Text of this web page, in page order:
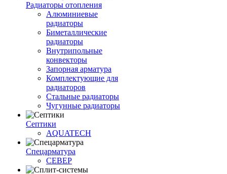
Радиаторы отопления
Алюминиевые
радиаторы
Биметаллические
радиаторы
Внутрипольные
конвекторы
Запорная арматура
Комплектующие для
радиаторов
Стальные радиаторы
Чугунные радиаторы
Септики
AQUATECH
Спецарматура
СЕВЕР